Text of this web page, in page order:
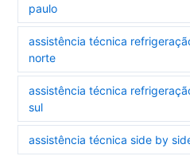
paulo
assistência técnica
norte
assistência técnica
sul
assistência técnica side by